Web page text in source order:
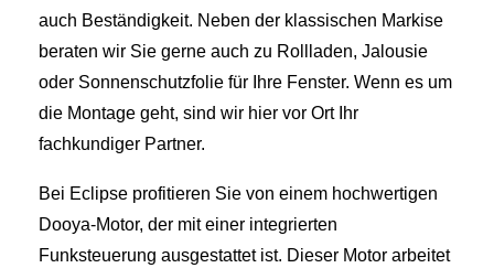
auch Beständigkeit. Neben der klassischen Markise
beraten wir Sie gerne auch zu Rollladen, Jalousie
oder Sonnenschutzfolie für Ihre Fenster. Wenn es um
die Montage geht, sind wir hier vor Ort Ihr
fachkundiger Partner.
Bei Eclipse profitieren Sie von einem hochwertigen
Dooya-Motor, der mit einer integrierten
Funksteuerung ausgestattet ist. Dieser Motor arbeitet